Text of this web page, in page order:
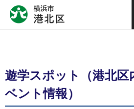
遊学スポット（港北区
ベント情報）